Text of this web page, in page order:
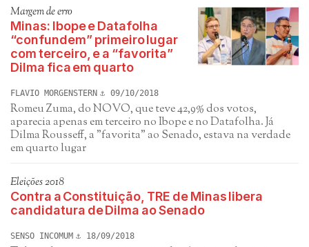
Margem de erro
Minas: Ibope e Datafolha
“confundem” primeiro lugar
com terceiro, e a “favorita”
Dilma fica em quarto
FLAVIO MORGENSTERN 09/10/2018
Romeu Zuma, do NOVO, que teve 42,9% dos votos,
aparecia apenas em terceiro no Ibope e no Datafolha. Já
Dilma Rousseff, a "favorita" ao Senado, estava na verdade
em quarto lugar
Eleições 2018
Contra a Constituição, TRE de Minas libera
candidatura de Dilma ao Senado
SENSO INCOMUM 18/09/2018